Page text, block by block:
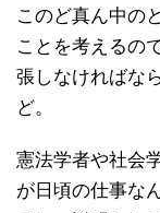
このど真ん中の
ことを考えるの
張しなければな
ど。
憲法学者や社会
が日頃の仕事な